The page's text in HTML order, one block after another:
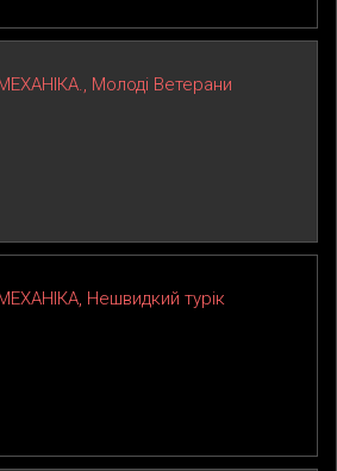
Молоді Ветерани
Нешвидкий турік